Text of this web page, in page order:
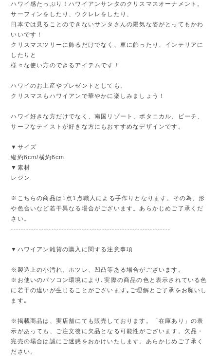
ハワイ感たっぷり！ハワイアンサンタのクリスマスオーナメント。
サーフィンをしたり、ウクレレをしたり、
日本では見ることのできないサンタさんの陽気な姿がとってもかわ
いいです！
クリスマスツリーに飾るだけでなく、車に飾ったり、インテリアに
したりと
様々な使い方のできるアイテムです！
ハワイのお土産やプレゼントとしても。
クリスマスもハワイアンで華やかに楽しみましょう！
ハワイ好きな方だけでなく、南国リゾート、ボタニカル、ビーチ、
サーフなテイストが好きな方にもおすすめなデザインです。
▼サイズ
縦約6cm/横約6cm
▼素材
レジン
※こちらの商品は1点1点職人による手作りとなります。その為、形
や色合いなど若干異なる場合がございます。あらかじめご了承くだ
さい。
---------------------------------------------------------------
▼ハワイアン雑貨の購入に関する注意事項
※製造上の小汚れ、ホツレ、凹凸等ある場合がございます。
※お使いのパソコン環境により､実際の商品の色と表示されている色
に若干の違いが生じることがございます｡ご理解とご了承をお願いし
ます｡
※掲載商品は、実店舗にても販売しております。「在庫あり」の表
示があっても、ご注文後に欠品となる可能性がございます。欠品・
完売の場合は誠にご迷惑をおかけいたします。あらかじめご了承く
ださい。